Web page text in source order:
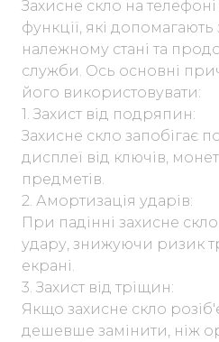
Захисне скло на
функції, які
належному стані та
служби. Ось основні
його використовувати:
1. Захист від подряпин:
Захисне скло запобігає
дисплеї від ключів,
предметів.
2. Амортизація ударів:
При падінні захисне
удару, знижуючи ризик
екрані.
3. Захист від тріщин:
Якщо захисне скло
дешевше замінити, ніж